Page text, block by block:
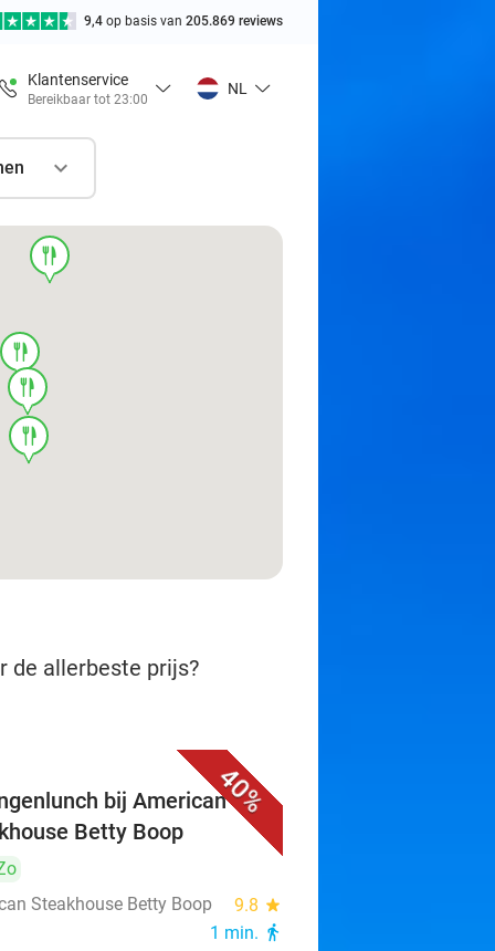
9,4 op basis van 205.869 reviews
Klantenservice
Bereikbaar tot 23:00
NL
food
food
food
food
de allerbeste prijs?
40%
bij American
Betty Boop
Steakhouse Betty Boop
9.8 star
1 min. directions_walk